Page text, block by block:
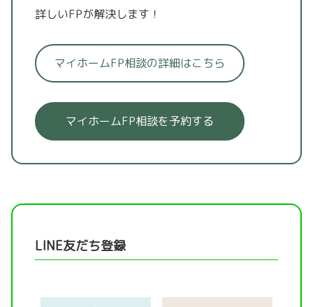
詳しいFPが解決します！
マイホームFP相談の詳細はこちら
マイホームFP相談を予約する
LINE友だち登録